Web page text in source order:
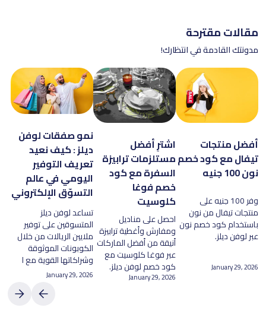
مقالات مقترحة
مدونتك القادمة في انتظارك!
أفضل منتجات
تيفال مع كود خصم
نون 100 جنيه
وفر 100 جنيه على
منتجات تيفال من نون
باستخدام كود خصم نون
عبر لوفن ديلز.
January 29, 2026
اشترِ أفضل
مستلزمات ترابيزة
السفرة مع كود
خصم فوغا
كلوسيت
احصل على مناديل
ومفارش وأغطية ترابيزة
أنيقة من أفضل الماركات
عبر فوغا كلوسيت مع
كود خصم لوفن ديلز.
January 29, 2026
نمو صفقات لوفن
ديلز : كيف نعيد
تعريف التوفير
اليومي في عالم
التسوّق الإلكتروني
تساعد لوفن ديلز
المتسوقين على توفير
ملايين الريالات من خلال
الكوبونات الموثوقة
وشراكاتها القوية مع ا
January 29, 2026